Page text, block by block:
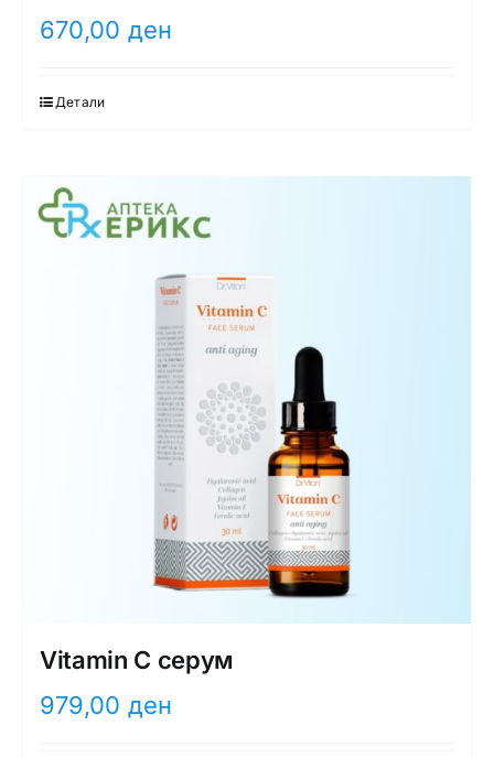
670,00 ден
Детали
Vitamin C серум
979,00 ден